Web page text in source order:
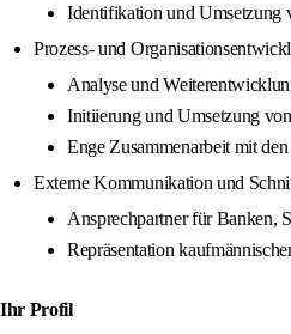
Identifikation und Umsetzung
Prozess- und
Analyse und
Initiierung und Umsetzung
Enge Zusammenarbeit mit
Externe Kommunikation und
Ansprechpartner für Banken,
Repräsentation
Ihr Profil